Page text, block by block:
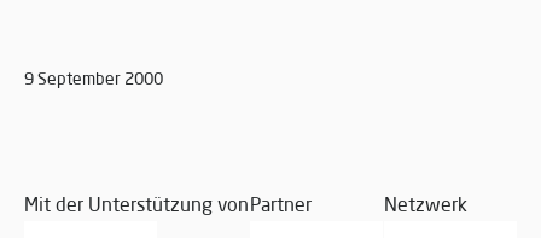
9 September 2000
Mit der Unterstützung vonPartner Netzwerk